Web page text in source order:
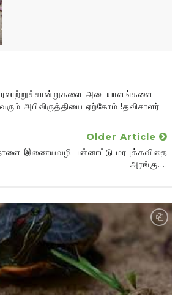
அடையாளங்களை
அபிவிருத்தியை ஏற்கோம்.!தவிசாளர்
Older Article
இணையவழி பன்னாட்டு மரபுக்கவிதை
அரங்கு....